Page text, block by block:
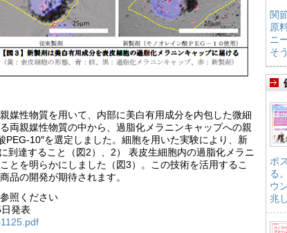
媒性物質を用いて、内部に美白有用成分を内包した微細
両親媒性物質の中から、過脂化メラニンキャップへの親
PEG-10″を選定しました。細胞を用いた実験により、新
到達すること（図2）、2） 表皮生細胞内の過脂化メラニ
とを明らかにしました（図3）。この技術を活用するこ
品の開発が期待されます。
照ください
発表
関
原
ニ
そ
ポ
る
ウ
兆